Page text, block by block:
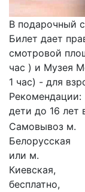
В подарочный
Билет дает
смотровой
час ) и Музея
1 час) - для
Рекомендации:
дети до 16 лет
Самовывоз м.
Белорусская
или м.
Киевская,
бесплатно,